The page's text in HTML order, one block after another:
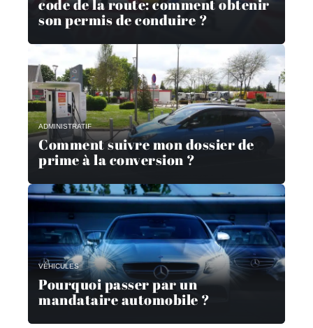
code de la route: comment obtenir
son permis de conduire ?
ADMINISTRATIF
Comment suivre mon dossier de
prime à la conversion ?
VÉHICULES
Pourquoi passer par un
mandataire automobile ?